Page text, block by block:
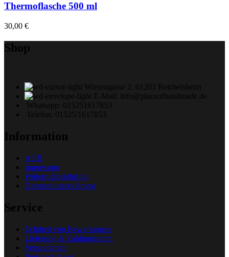
Thermoflasche 500 ml
30,00 €
Shop
Wiesengasse 2, 61203 Reichelsheim
E-Mail: info@placeofhandmade.de
Whatsapp: 015251617853
Telefon: 01525/1617853
Information
AGB
Impressum
Widerrufsbelehrung
Datenschutzerklärung
Service
Echtheit von Bewertungen
Lieferung & Zahlungsarten
Versandarten